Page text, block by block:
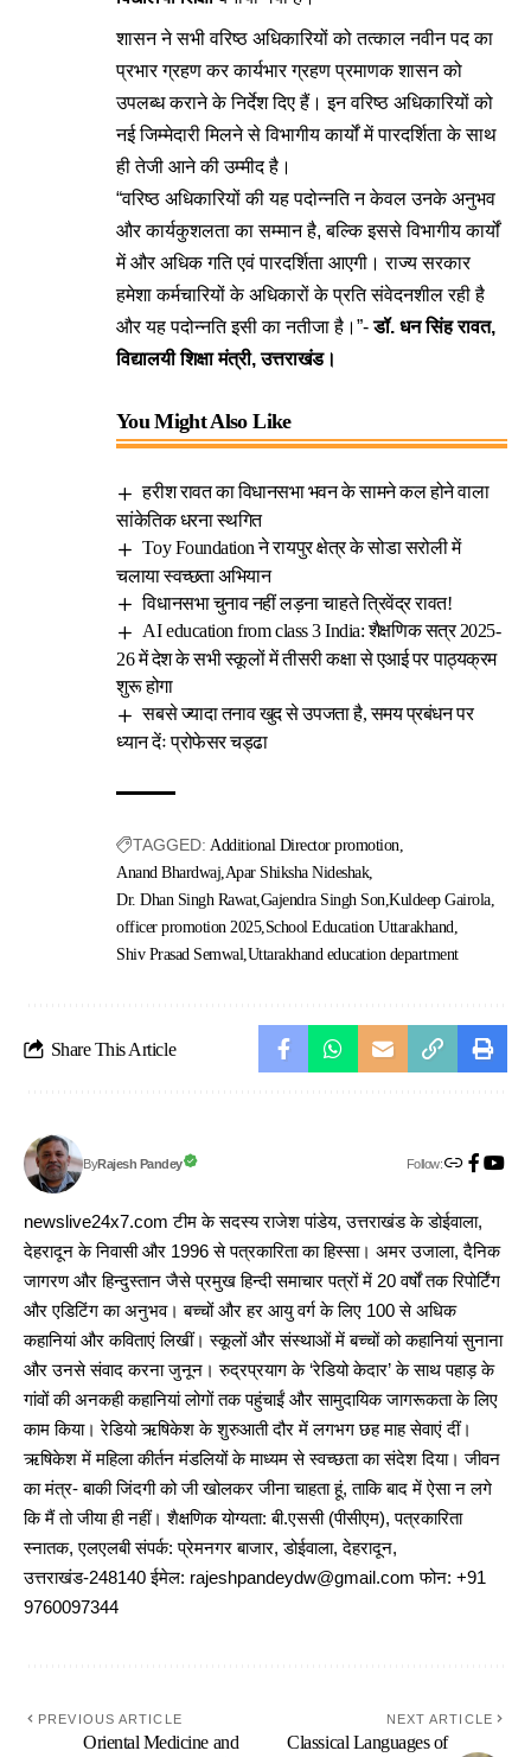
शासन ने सभी वरिष्ठ अधिकारियों को तत्काल नवीन पद का
प्रभार ग्रहण कर कार्यभार ग्रहण प्रमाणक शासन को
उपलब्ध कराने के निर्देश दिए हैं। इन वरिष्ठ अधिकारियों को
नई जिम्मेदारी मिलने से विभागीय कार्यों में पारदर्शिता के साथ
ही तेजी आने की उम्मीद है।
“वरिष्ठ अधिकारियों की यह पदोन्नति न केवल उनके अनुभव
और कार्यकुशलता का सम्मान है, बल्कि इससे विभागीय कार्यों
में और अधिक गति एवं पारदर्शिता आएगी। राज्य सरकार
हमेशा कर्मचारियों के अधिकारों के प्रति संवेदनशील रही है
और यह पदोन्नति इसी का नतीजा है।”-डॉ. धन सिंह रावत,
विद्यालयी शिक्षा मंत्री, उत्तराखंड।
You Might Also Like
हरीश रावत का विधानसभा भवन के सामने कल होने वाला
सांकेतिक धरना स्थगित
Toy Foundation ने रायपुर क्षेत्र के सोडा सरोली में
चलाया स्वच्छता अभियान
विधानसभा चुनाव नहीं लड़ना चाहते त्रिवेंद्र रावत!
AI education from class 3 India: शैक्षणिक सत्र 2025-
26 में देश के सभी स्कूलों में तीसरी कक्षा से एआई पर पाठ्यक्रम
शुरू होगा
सबसे ज्यादा तनाव खुद से उपजता है, समय प्रबंधन पर
ध्यान देंः प्रोफेसर चड्ढा
TAGGED: Additional Director promotion
Anand Bhardwaj Apar Shiksha Nideshak
Dr. Dhan Singh Rawat Gajendra Singh Son Kuldeep Gairola
officer promotion 2025 School Education Uttarakhand
Shiv Prasad Semwal Uttarakhand education department
Share This Article
ByRajesh Pandey Follow:
newslive24x7.com टीम के सदस्य राजेश पांडेय, उत्तराखंड के डोईवाला,
देहरादून के निवासी और 1996 से पत्रकारिता का हिस्सा। अमर उजाला, दैनिक
जागरण और हिन्दुस्तान जैसे प्रमुख हिन्दी समाचार पत्रों में 20 वर्षों तक रिपोर्टिंग
और एडिटिंग का अनुभव। बच्चों और हर आयु वर्ग के लिए 100 से अधिक
कहानियां और कविताएं लिखीं। स्कूलों और संस्थाओं में बच्चों को कहानियां सुनाना
और उनसे संवाद करना जुनून। रुद्रप्रयाग के ‘रेडियो केदार’ के साथ पहाड़ के
गांवों की अनकही कहानियां लोगों तक पहुंचाईं और सामुदायिक जागरूकता के लिए
काम किया। रेडियो ऋषिकेश के शुरुआती दौर में लगभग छह माह सेवाएं दीं।
ऋषिकेश में महिला कीर्तन मंडलियों के माध्यम से स्वच्छता का संदेश दिया। जीवन
का मंत्र- बाकी जिंदगी को जी खोलकर जीना चाहता हूं, ताकि बाद में ऐसा न लगे
कि मैं तो जीया ही नहीं। शैक्षणिक योग्यता: बी.एससी (पीसीएम), पत्रकारिता
स्नातक, एलएलबी संपर्क: प्रेमनगर बाजार, डोईवाला, देहरादून,
उत्तराखंड-248140 ईमेल: rajeshpandeydw@gmail.com फोन: +91
9760097344
PREVIOUS ARTICLE
Oriental Medicine and
NEXT ARTICLE
Classical Languages of